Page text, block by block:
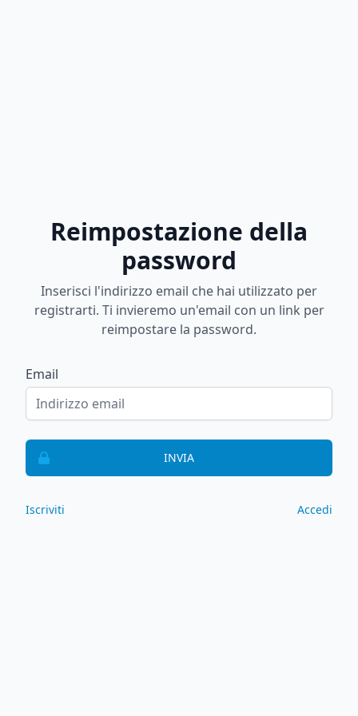
Reimpostazione della
password
Inserisci l'indirizzo email che hai utilizzato per
registrarti. Ti invieremo un'email con un link per
reimpostare la password.
Email
INVIA
Iscriviti Accedi